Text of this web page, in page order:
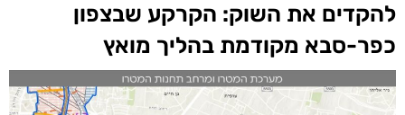
להקדים את השוק: הקרקע שבצפון
כפר-סבא מקודמת בהליך מואץ